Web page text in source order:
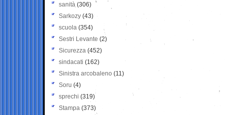
sanità (306)
Sarkozy (43)
scuola (354)
Sestri Levante (2)
Sicurezza (452)
sindacati (162)
Sinistra arcobaleno (11)
Soru (4)
sprechi (319)
Stampa (373)